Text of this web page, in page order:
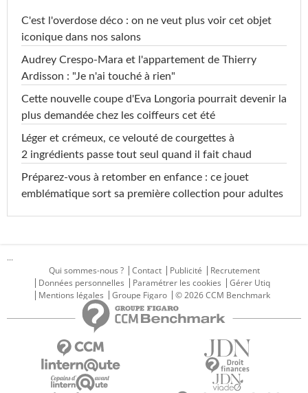
C'est l'overdose déco : on ne veut plus voir cet objet
iconique dans nos salons
Audrey Crespo-Mara et l'appartement de Thierry
Ardisson : "Je n'ai touché à rien"
Cette nouvelle coupe d'Eva Longoria pourrait devenir la
plus demandée chez les coiffeurs cet été
Léger et crémeux, ce velouté de courgettes à
2 ingrédients passe tout seul quand il fait chaud
Préparez-vous à retomber en enfance : ce jouet
emblématique sort sa première collection pour adultes
...
Qui sommes-nous ?
Contact Publicité
Recrutement
Données personnelles
Paramétrer les cookies
Gérer Utiq
Mentions légales
Groupe Figaro © 2026 CCM Benchmark